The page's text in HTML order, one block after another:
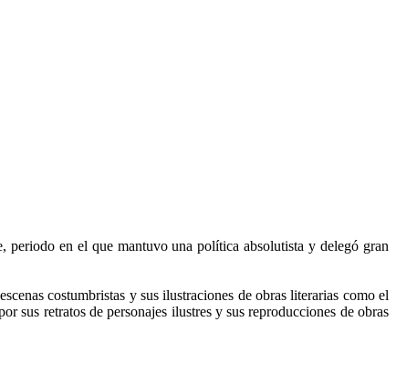
en el que mantuvo una política absolutista y delegó gran
costumbristas y sus ilustraciones de obras literarias como el
sus retratos de personajes ilustres y sus reproducciones de obras